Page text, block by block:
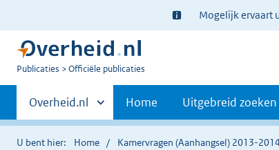
Ter
informatie:
Mogelijk ervaart
U
Publicaties Officiële publicaties
Primaire
navigatie
Andere
sites
binnen
Overheid.nl Home Uitgebreid zoeken
U bent hier: Home Kamervragen (Aanhangsel) 2013-